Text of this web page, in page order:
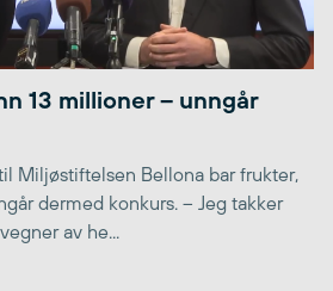
13 millioner – unngår
Miljøstiftelsen Bellona bar frukter,
dermed konkurs. – Jeg takker
av he...